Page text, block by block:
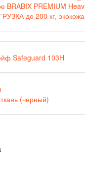
BRABIX PREMIUM
до 200 кг,
Safeguard 103H
(черный)